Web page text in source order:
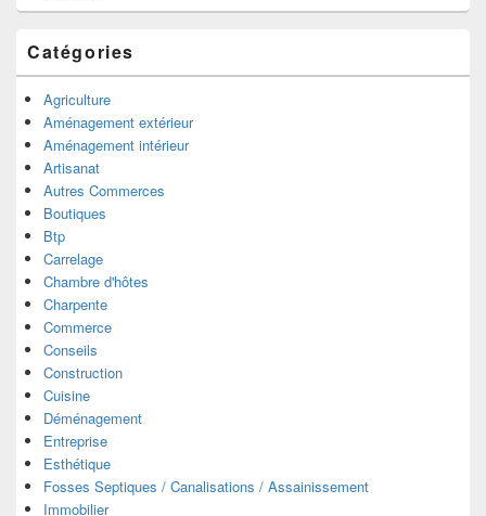
Catégories
Agriculture
Aménagement extérieur
Aménagement intérieur
Artisanat
Autres Commerces
Boutiques
Btp
Carrelage
Chambre d'hôtes
Charpente
Commerce
Conseils
Construction
Cuisine
Déménagement
Entreprise
Esthétique
Fosses Septiques / Canalisations / Assainissement
Immobilier